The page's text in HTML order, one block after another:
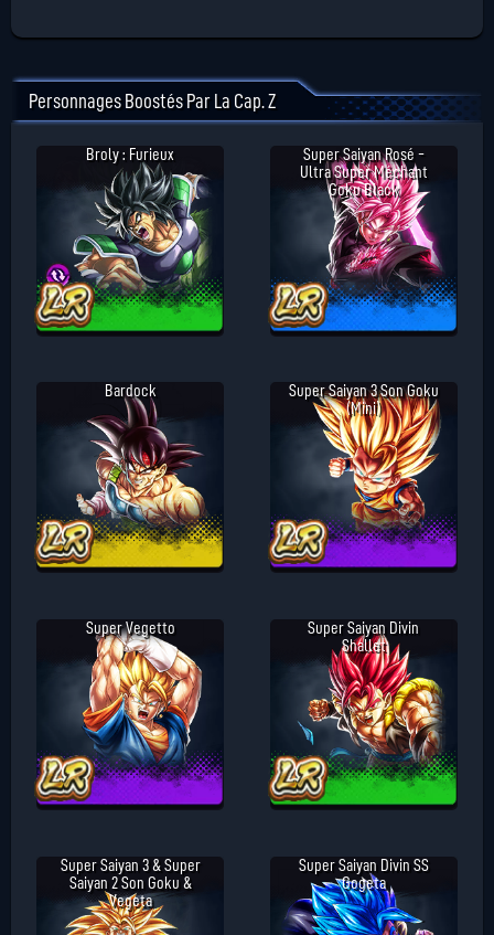
Personnages Boostés Par La Cap. Z
Broly : Furieux
Super Saiyan Rosé -
Ultra Super Méchant
Goku Black
Bardock
Super Saiyan 3 Son Goku
(Mini)
Super Vegetto
Super Saiyan Divin
Shallet
Super Saiyan 3 & Super
Saiyan 2 Son Goku &
Vegeta
Super Saiyan Divin SS
Gogeta